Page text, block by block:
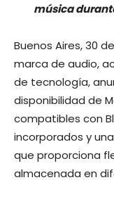
música
Buenos Aires, 30
marca de audio,
de tecnología,
disponibilidad de
compatibles con
incorporados y
que proporciona
almacenada en